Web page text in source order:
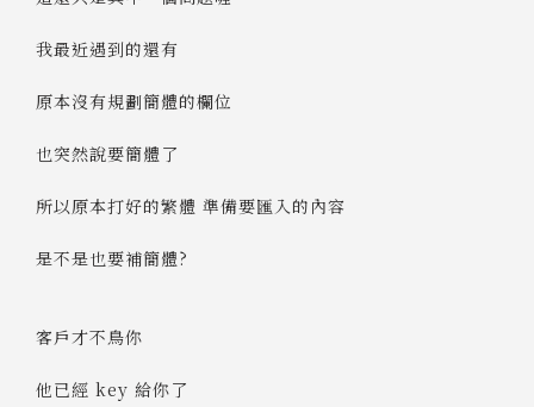
我最近遇到的還有
原本沒有規劃簡體的欄位
也突然說要簡體了
所以原本打好的繁體 準備要匯入的內容
是不是也要補簡體?
客戶才不鳥你
他已經 key 給你了